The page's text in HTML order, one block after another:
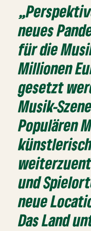
neues
für die
Millionen
gesetzt
Musik-
Populären
und
neue
Das Land